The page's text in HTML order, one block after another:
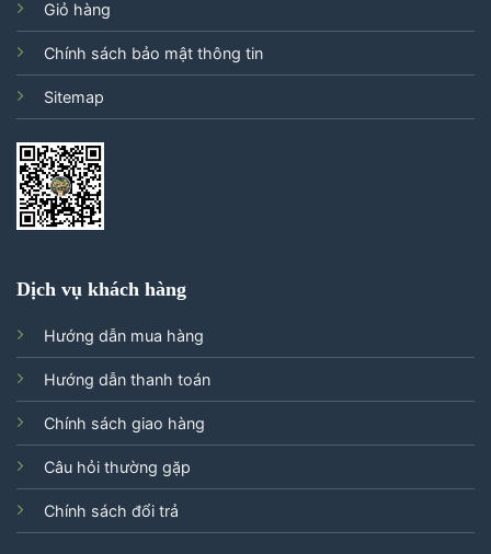
Giỏ hàng
Chính sách bảo mật thông tin
Sitemap
Dịch vụ khách hàng
Hướng dẫn mua hàng
Hướng dẫn thanh toán
Chính sách giao hàng
Câu hỏi thường gặp
Chính sách đổi trả